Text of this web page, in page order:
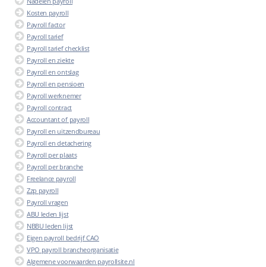
Kosten payroll
Payroll factor
Payroll tarief
Payroll tarief checklist
Payroll en ziekte
Payroll en ontslag
Payroll en pensioen
Payroll werknemer
Payroll contract
Accountant of payroll
Payroll en uitzendbureau
Payroll en detachering
Payroll per plaats
Payroll per branche
Freelance payroll
Zzp payroll
Payroll vragen
ABU leden lijst
NBBU leden lijst
Eigen payroll bedrijf CAO
VPO payroll brancheorganisatie
Algemene voorwaarden payrollsite.nl